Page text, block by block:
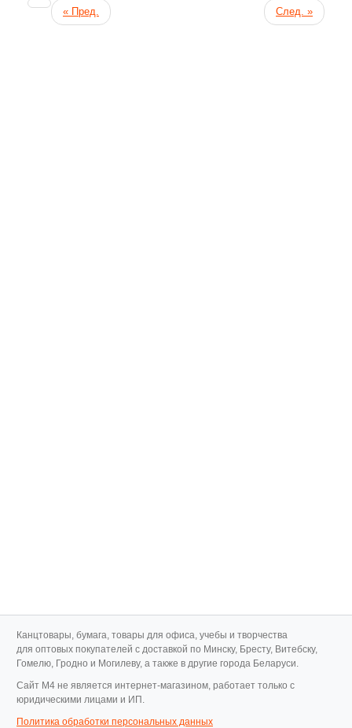
« Пред. След. »
Канцтовары, бумага, товары для офиса, учебы и творчества
для оптовых покупателей с доставкой по Минску, Бресту, Витебску,
Гомелю, Гродно и Могилеву, а также в другие города Беларуси.
Cайт M4 не является интернет-магазином, работает только с
юридическими лицами и ИП.
Политика обработки персональных данных